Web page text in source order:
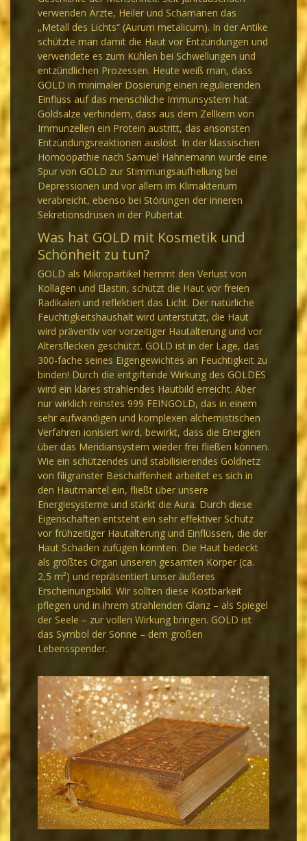
verwenden Ärzte, Heiler und Schamanen das
„Metall des Lichts“ (Aurum metalicum). In der Antike
schützte man damit die Haut vor Entzündungen und
verwendete es zum Kühlen bei Schwellungen und
entzündlichen Prozessen. Heute weiß man, dass
GOLD in minimaler Dosierung einen regulierenden
Einfluss auf das menschliche Immunsystem hat.
Goldsalze verhindern, dass aus dem Zellkern von
Immunzellen ein Protein austritt, das ansonsten
Entzündungsreaktionen auslöst. In der klassischen
Homöopathie nach Samuel Hahnemann wurde eine
Spur von GOLD zur Stimmungsaufhellung bei
Depressionen und vor allem im Klimakterium
verabreicht, ebenso bei Störungen der inneren
Sekretionsdrüsen in der Pubertät.
Was hat GOLD mit Kosmetik und
Schönheit zu tun?
GOLD als Mikropartikel hemmt den Verlust von
Kollagen und Elastin, schützt die Haut vor freien
Radikalen und reflektiert das Licht. Der natürliche
Feuchtigkeitshaushalt wird unterstützt, die Haut
wird präventiv vor vorzeitiger Hautalterung und vor
Altersflecken geschützt. GOLD ist in der Lage, das
300-fache seines Eigengewichtes an Feuchtigkeit zu
binden! Durch die entgiftende Wirkung des GOLDES
wird ein klares strahlendes Hautbild erreicht. Aber
nur wirklich reinstes 999 FEINGOLD, das in einem
sehr aufwändigen und komplexen alchemistischen
Verfahren ionisiert wird, bewirkt, dass die Energien
über das Meridiansystem wieder frei fließen können.
Wie ein schützendes und stabilisierendes Goldnetz
von filigranster Beschaffenheit arbeitet es sich in
den Hautmantel ein, fließt über unsere
Energiesysteme und stärkt die Aura. Durch diese
Eigenschaften entsteht ein sehr effektiver Schutz
vor frühzeitiger Hautalterung und Einflüssen, die der
Haut Schaden zufügen könnten. Die Haut bedeckt
als größtes Organ unseren gesamten Körper (ca.
2,5 m²) und repräsentiert unser äußeres
Erscheinungsbild. Wir sollten diese Kostbarkeit
pflegen und in ihrem strahlenden Glanz – als Spiegel
der Seele – zur vollen Wirkung bringen. GOLD ist
das Symbol der Sonne – dem großen
Lebensspender.